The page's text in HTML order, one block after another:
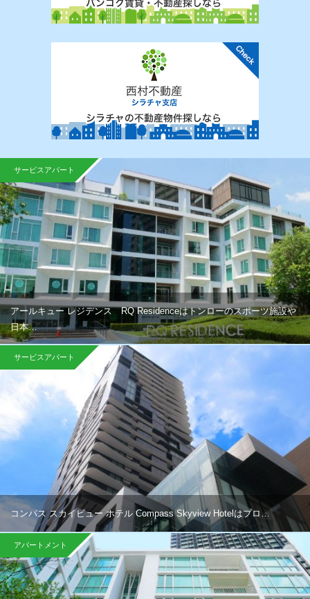
サービスアパート
アールキュー レジデンス RQ Residenceはトンローのスポーツ施設や
日本…
サービスアパート
コンパス スカイビュー ホテル Compass Skyview Hotelはプロ…
アパートメント